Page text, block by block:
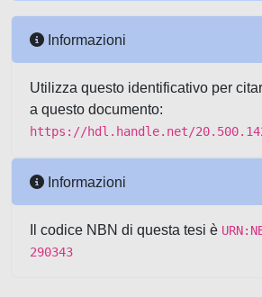
Informazioni
Utilizza questo identificativo per
a questo documento:
https://hdl.handle.net/
Informazioni
Il codice NBN di questa tesi è
290343